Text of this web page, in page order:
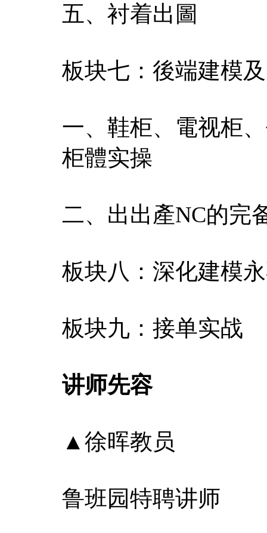
五、衬着出圖
板块七：後端建模
一、鞋柜、電视柜
柜體实操
二、出出產NC的完
板块八：深化建模
板块九：接单实战
讲师先容
▲徐晖教员
鲁班园特聘讲师